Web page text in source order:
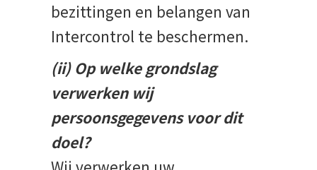
bezittingen en belangen van
Intercontrol te beschermen.
(ii) Op welke grondslag
verwerken wij
persoonsgegevens voor dit
doel?